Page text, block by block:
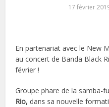
17 février
En partenariat avec le New
au concert de Banda Black
février !
Groupe phare de la samba-
Rio, dans sa nouvelle